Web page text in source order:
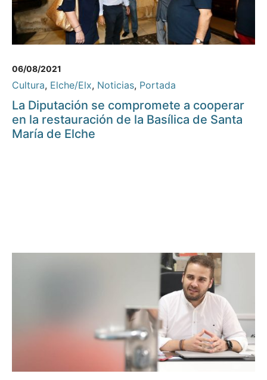
06/08/2021
Cultura, Elche/Elx, Noticias, Portada
La Diputación se compromete a cooperar
en la restauración de la Basílica de Santa
María de Elche